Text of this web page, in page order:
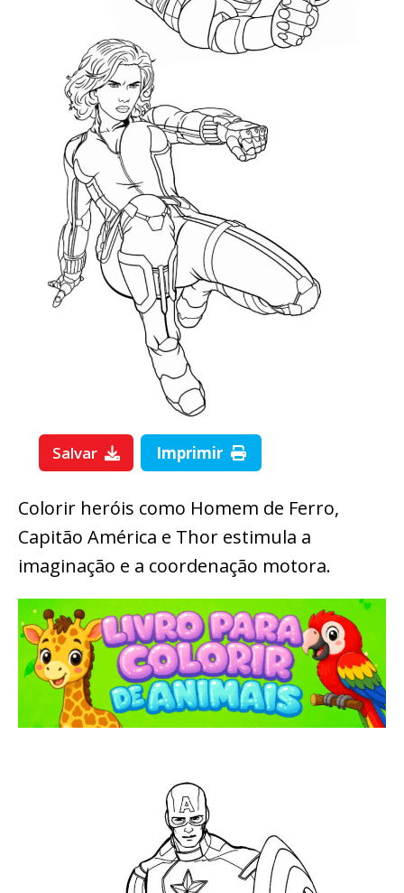
Salvar Imprimir
Colorir heróis como Homem de Ferro,
Capitão América e Thor estimula a
imaginação e a coordenação motora.